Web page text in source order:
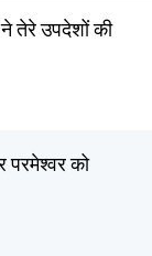
तेरे उपदेशों की
परमेश्वर को